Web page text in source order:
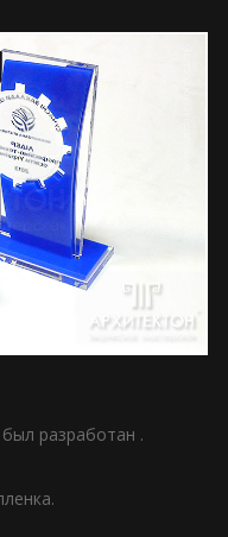
разработан .